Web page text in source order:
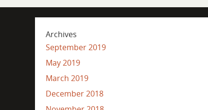
Archives
September 2019
May 2019
March 2019
December 2018